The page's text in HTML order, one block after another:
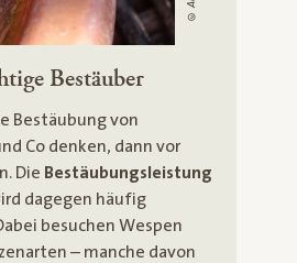
Bestäuber
Bestäubung von
Co denken, dann vor
Die Bestäubungsleistung
dagegen häufig
besuchen Wespen
– manche davon